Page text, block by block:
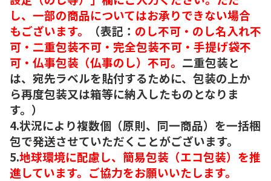
し、一部の商品についてはお承りできない場合
もございます。
（表記： のし不可・のし名入れ不
可・二重包装不可・完全包装不可・手提げ袋不
可・仏事包装（仏事のし）不可。 二重包装と
は、宛先ラベルを貼付するために、包装の上か
ら再度包装又は箱等に納入したものとなりま
す。）
4.状況により複数個（原則、同一商品）を一括梱
包で発送させていただくことがございます。
5.地球環境に配慮し、簡易包装（エコ包装）を推
進しています。ご協力をお願いいたします。